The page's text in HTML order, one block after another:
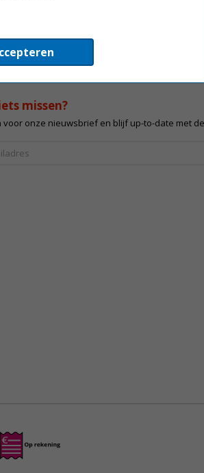
missen?
voor onze nieuwsbrief en blijf up-to-date met